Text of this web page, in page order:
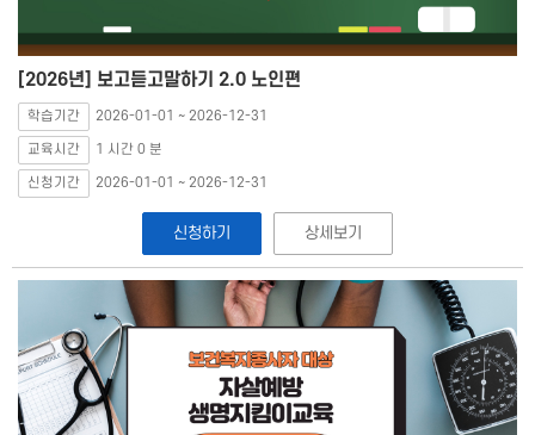
[2026년] 보고듣고말하기 2.0 노인편
학습기간 2026-01-01 ~ 2026-12-31
교육시간 1 시간 0 분
신청기간 2026-01-01 ~ 2026-12-31
신청하기 상세보기